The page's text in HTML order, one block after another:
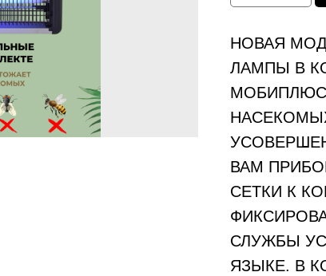
НОВАЯ
ЛАМПЫ В
ВАМ
СЕТКИ К
СЛУЖБЫ
ЯЗЫКЕ. В